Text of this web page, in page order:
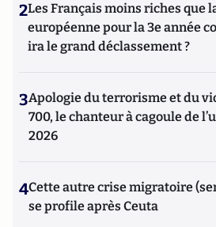
2Les Français moins riches que
européenne pour la 3e année
ira le grand déclassement ?
3Apologie du terrorisme et du
700, le chanteur à cagoule de
2026
4Cette autre crise migratoire
se profile après Ceuta